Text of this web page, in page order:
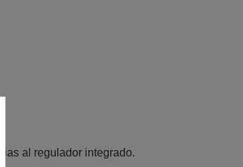
al regulador integrado.